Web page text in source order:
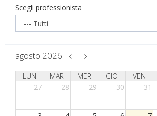
Scegli professionista
agosto 2026
LUN MAR MER GIO VEN
27
28 29 30 31